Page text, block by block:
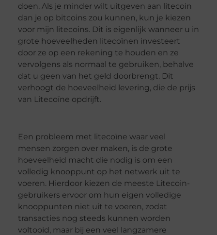
doen. Als je minder wilt uitgeven aan litecoin
dan je op bitcoins zou kunnen, kun je kiezen
voor mijn litecoins. Dit is eigenlijk wanneer u in
grote hoeveelheden litecoïnen investeert
door ze op een rekening te houden en ze
vervolgens als normaal te gebruiken, behalve
dat u geen van het geld doorbrengt. Dit
verhoogt de hoeveelheid levering, die de prijs
van Litecoïne opdrijft.
Een probleem met litecoïne waar veel
mensen zorgen over maken, is de grote
hoeveelheid macht die nodig is om een
volledig knooppunt op het netwerk uit te
voeren. Hierdoor kiezen de meeste Litecoin-
gebruikers ervoor om hun eigen volledige
knooppunten niet uit te voeren, zodat
transacties nog steeds kunnen worden
voltooid, maar bij een veel langzamere